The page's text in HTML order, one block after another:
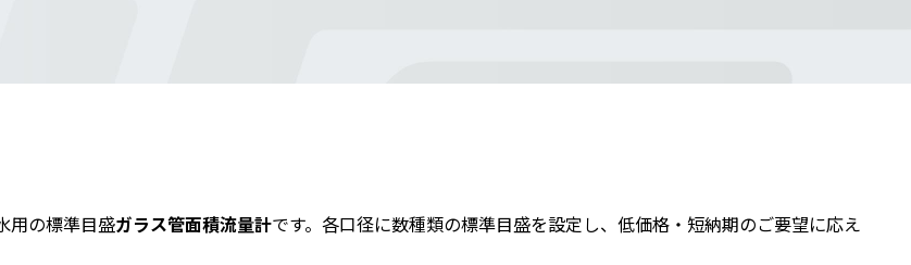
用の標準目盛ガラス管面積流量計です。各口径に数種類の標準目盛を設定し、低価格・短納期のご要望に応え